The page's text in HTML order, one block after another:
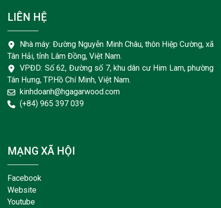
LIÊN HỆ
Nhà máy: Đường Nguyễn Minh Châu, thôn Hiệp Cường, xã
Tân Hải, tỉnh Lâm Đồng, Việt Nam.
VPĐD: Số 62, Đường số 7, khu dân cư Him Lam, phường
Tân Hưng, TP.Hồ Chí Minh, Việt Nam.
kinhdoanh@hgagarwood.com
(+84) 965 397 039
MẠNG XÃ HỘI
Facebook
Website
Youtube